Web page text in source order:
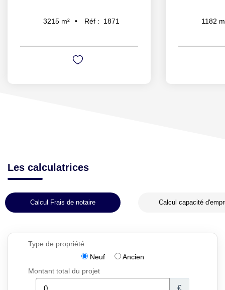
3215 m² Réf : 1871 1182
Les calculatrices
Calcul Frais de notaire Calcul capacité